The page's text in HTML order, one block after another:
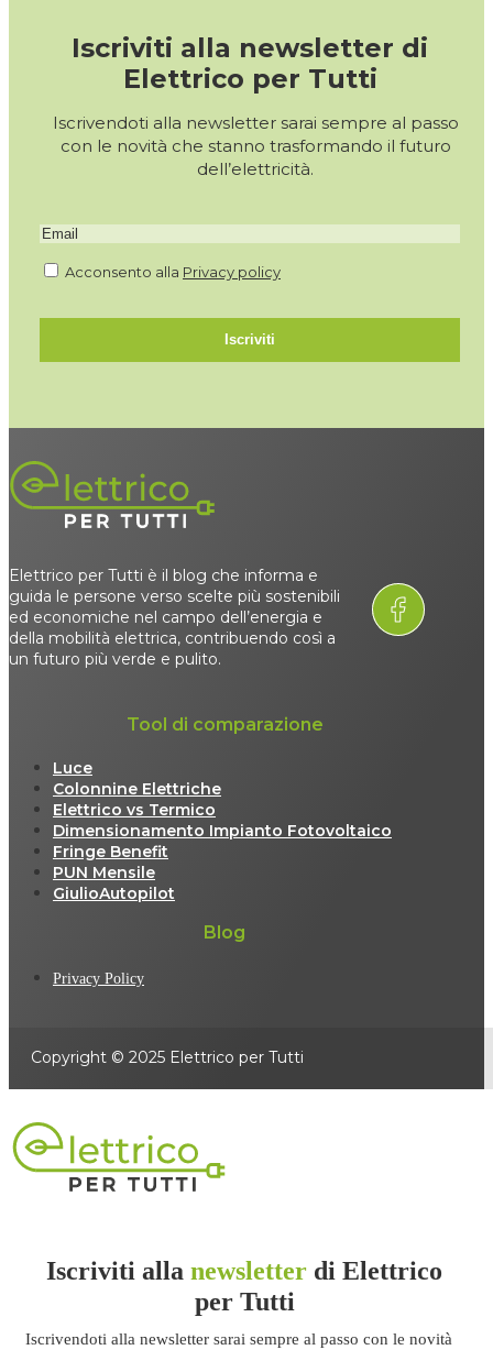
Iscriviti alla newsletter di
Elettrico per Tutti
Iscrivendoti alla newsletter sarai sempre al passo
con le novità che stanno trasformando il futuro
dell’elettricità.
Acconsento alla Privacy policy
Iscriviti
Elettrico per Tutti è il blog che informa e
guida le persone verso scelte più sostenibili
ed economiche nel campo dell’energia e
della mobilità elettrica, contribuendo così a
un futuro più verde e pulito.
Tool di comparazione
Luce
Colonnine Elettriche
Elettrico vs Termico
Dimensionamento Impianto Fotovoltaico
Fringe Benefit
PUN Mensile
GiulioAutopilot
Blog
Privacy Policy
Copyright © 2025 Elettrico per Tutti
Iscriviti allanewsletter di Elettrico
per Tutti
Iscrivendoti alla newsletter sarai sempre al passo con le novità